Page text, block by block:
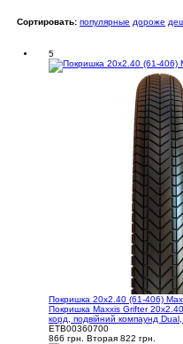
Сортировать: популярные дороже
5
Покришка 20x2.40 (61-406)
Покришка Maxxis Grifter
корд, подвійний компаунд
ETB00360700
866 грн.
Вторая 822 грн.